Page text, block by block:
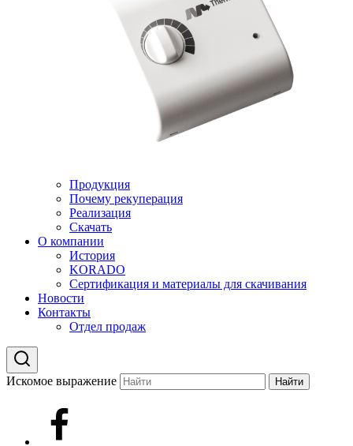
Продукция
Почему рекуперация
Реализация
Скачать
О компании
История
KORADO
Сертификация и материалы для скачивания
Новости
Контакты
Отдел продаж
Искомое выражение Найти